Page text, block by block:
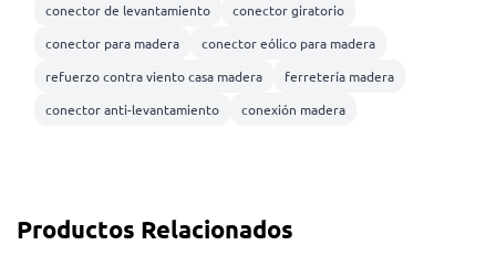
conector de levantamiento
conector giratorio
conector para madera
conector eólico para madera
refuerzo contra viento casa madera
ferretería madera
conector anti-levantamiento
conexión madera
Productos Relacionados